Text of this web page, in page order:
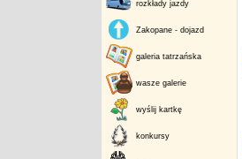
rozkłady jazdy
Zakopane - dojazd
galeria tatrzańska
wasze galerie
wyślij kartkę
konkursy